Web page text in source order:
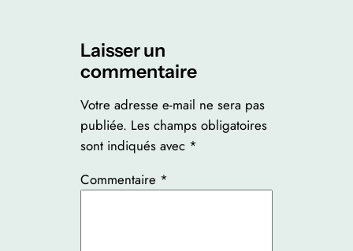
Laisser un
commentaire
Votre adresse e-mail ne sera pas
publiée. Les champs obligatoires
sont indiqués avec *
Commentaire *